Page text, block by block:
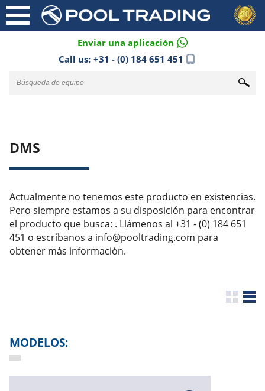
Enviar una aplicación
Call us: +31 - (0) 184 651 451
DMS
Actualmente no tenemos este producto en existencias.
Pero siempre estamos a su disposición para encontrar
el producto que busca: . Llámenos al +31 - (0) 184 651
451 o escríbanos a info@pooltrading.com para
obtener más información.
MODELOS: